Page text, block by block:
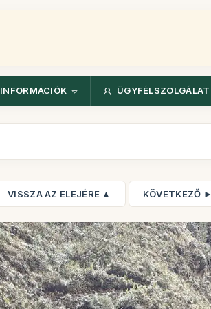
INFORMÁCIÓK ÜGYFÉLSZOLGÁLAT
VISSZA AZ ELEJÉRE ▲ KÖVETKEZŐ ►